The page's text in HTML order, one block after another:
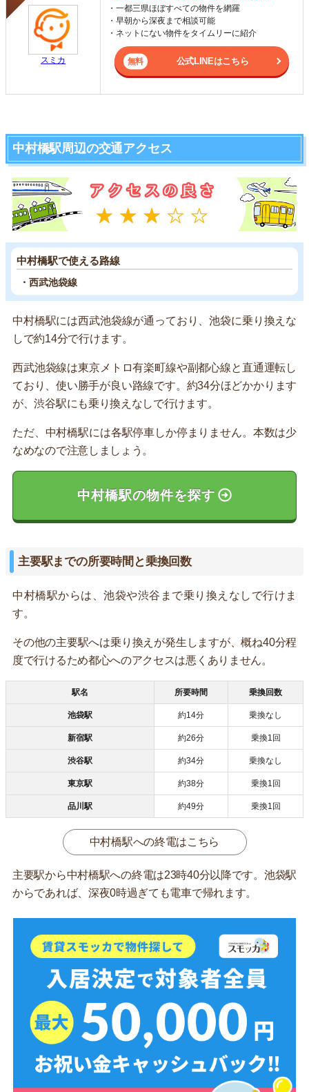
スミカ
・一都三県ほぼすべての物件を網羅
・早朝から深夜まで相談可能
・ネットにない物件をタイムリーに紹介
公式LINEはこちら
中村橋駅周辺の交通アクセス
中村橋駅で使える路線
・西武池袋線
中村橋駅には西武池袋線が通っており、池袋に乗り換えな
しで約14分で行けます。
西武池袋線は東京メトロ有楽町線や副都心線と直通運転し
ており、使い勝手が良い路線です。約34分ほどかかります
が、渋谷駅にも乗り換えなしで行けます。
ただ、中村橋駅には各駅停車しか停まりません。本数は少
なめなので注意しましょう。
中村橋駅の物件を探す
主要駅までの所要時間と乗換回数
中村橋駅からは、池袋や渋谷まで乗り換えなしで行けま
す。
その他の主要駅へは乗り換えが発生しますが、概ね40分程
度で行けるため都心へのアクセスは悪くありません。
駅名 所要時間 乗換回数
池袋駅 約14分 乗換なし
新宿駅 約26分 乗換1回
渋谷駅 約34分 乗換なし
東京駅 約38分 乗換1回
品川駅 約49分 乗換1回
中村橋駅への終電はこちら
主要駅から中村橋駅への終電は23時40分以降です。池袋駅
からであれば、深夜0時過ぎても電車で帰れます。